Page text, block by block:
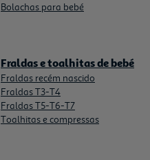
Bolachas para bebé
Fraldas e toalhitas de bebé
Fraldas recém nascido
Fraldas T3-T4
Fraldas T5-T6-T7
Toalhitas e compressas